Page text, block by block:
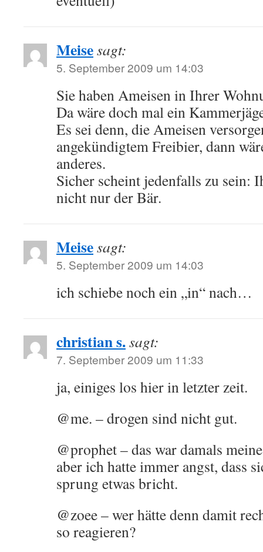
Meisesagt:
5. September 2009 um 14:03
Sie haben Ameisen in Ihrer
Da wäre doch mal ein
Es sei denn, die Ameisen
angekündigtem Freibier, dann
anderes.
Sicher scheint jedenfalls zu sein:
nicht nur der Bär.
Meisesagt:
5. September 2009 um 14:03
ich schiebe noch ein „in“ nach…
christian s.sagt:
7. September 2009 um 11:33
ja, einiges los hier in letzter zeit.
@me. – drogen sind nicht gut.
@prophet – das war damals
aber ich hatte immer angst, dass
sprung etwas bricht.
@zoee – wer hätte denn damit
so reagieren?